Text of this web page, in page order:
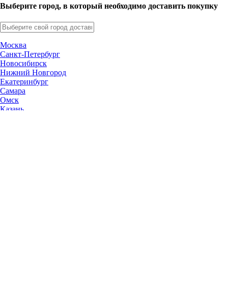
Выберите город, в который необходимо доставить покупку
Москва
Санкт-Петербург
Новосибирск
Нижний Новгород
Екатеринбург
Самара
Омск
Казань